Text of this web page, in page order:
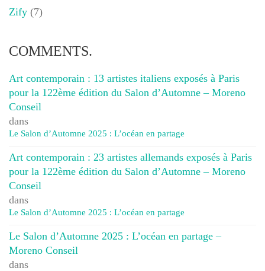
Zify (7)
COMMENTS.
Art contemporain : 13 artistes italiens exposés à Paris
pour la 122ème édition du Salon d’Automne – Moreno
Conseil
dans
Le Salon d’Automne 2025 : L’océan en partage
Art contemporain : 23 artistes allemands exposés à Paris
pour la 122ème édition du Salon d’Automne – Moreno
Conseil
dans
Le Salon d’Automne 2025 : L’océan en partage
Le Salon d’Automne 2025 : L’océan en partage –
Moreno Conseil
dans